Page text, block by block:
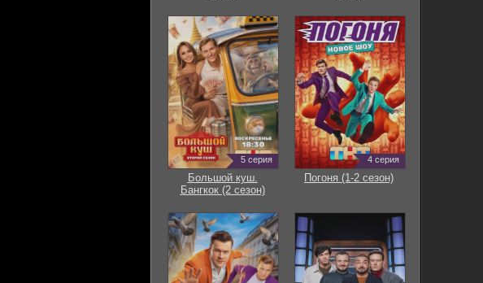
5 серия
Большой куш.
Бангкок (2 сезон)
4 серия
Погоня (1-2 сезон)